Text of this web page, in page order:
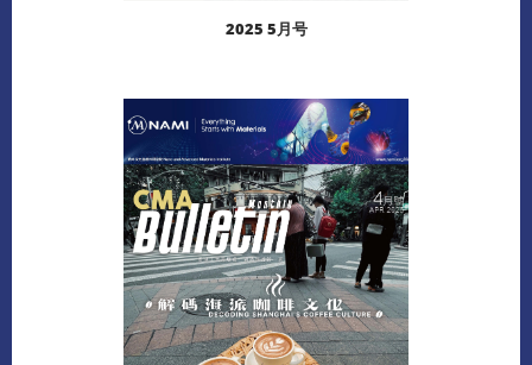
阅读更多
下载
2025 5月号